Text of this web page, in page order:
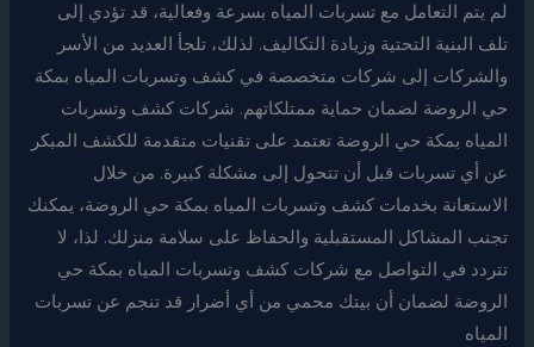
لم يتم التعامل مع تسربات المياه بسرعة وفعالية، قد تؤدي إلى
تلف البنية التحتية وزيادة التكاليف. لذلك، تلجأ العديد من الأسر
والشركات إلى شركات متخصصة في كشف وتسربات المياه بمكة
حي الروضة لضمان حماية ممتلكاتهم. شركات كشف وتسربات
المياه بمكة حي الروضة تعتمد على تقنيات متقدمة للكشف المبكر
عن أي تسربات قبل أن تتحول إلى مشكلة كبيرة. من خلال
الاستعانة بخدمات كشف وتسربات المياه بمكة حي الروضة، يمكنك
تجنب المشاكل المستقبلية والحفاظ على سلامة منزلك. لذا، لا
تتردد في التواصل مع شركات كشف وتسربات المياه بمكة حي
الروضة لضمان أن بيتك محمي من أي أضرار قد تنجم عن تسربات
المياه